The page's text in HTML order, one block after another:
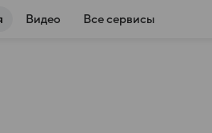
Видео Все сервисы